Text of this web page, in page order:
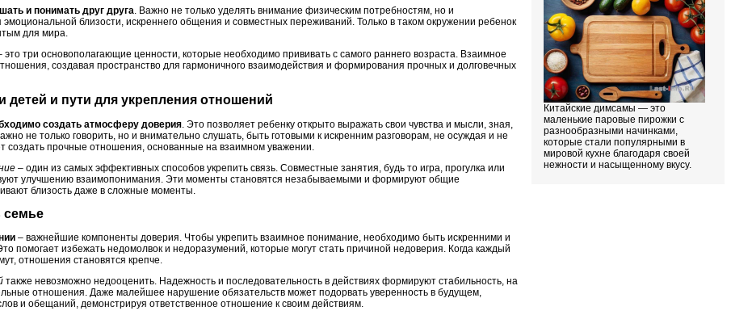
и понимать друг друга. Важно не только уделять внимание физическим потребностям, но и
эмоциональной близости, искреннего общения и совместных переживаний. Только в таком окружении ребенок
для мира.
это три основополагающие ценности, которые необходимо прививать с самого раннего возраста. Взаимное
создавая пространство для гармоничного взаимодействия и формирования прочных и долговечных
детей и пути для укрепления отношений
создать атмосферу доверия . Это позволяет ребенку открыто выражать свои чувства и мысли, зная,
не только говорить, но и внимательно слушать, быть готовыми к искренним разговорам, не осуждая и не
создать прочные отношения, основанные на взаимном уважении.
– один из самых эффективных способов укрепить связь. Совместные занятия, будь то игра, прогулка или
улучшению взаимопонимания. Эти моменты становятся незабываемыми и формируют общие
близость даже в сложные моменты.
семье
– важнейшие компоненты доверия. Чтобы укрепить взаимное понимание, необходимо быть искренними и
помогает избежать недомолвок и недоразумений, которые могут стать причиной недоверия. Когда каждый
отношения становятся крепче.
также невозможно недооценить. Надежность и последовательность в действиях формируют стабильность, на
отношения. Даже малейшее нарушение обязательств может подорвать уверенность в будущем,
и обещаний, демонстрируя ответственное отношение к своим действиям.
Китайские димсамы — это
маленькие паровые пирожки с
разнообразными начинками,
которые стали популярными в
мировой кухне благодаря своей
нежности и насыщенному вкусу.